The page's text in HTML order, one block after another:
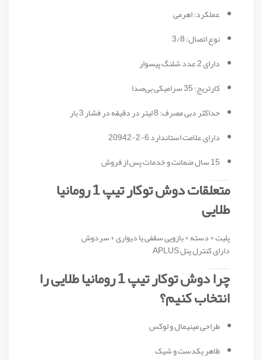
عملکرد: اهرمی
نوع اتصال: 3/8
دارای 2 عدد شلنگ پیسوار
کارتریج: 35 سرامیکی بی‌صدا
حداکثر دبی مصرف: 8 لیتر در دقیقه در فشار 3 بار
دارای علامت استاندارد 6-2-20942
15 سال ضمانت و خدمات پس از فروش
متعلقات دوش توکار تیپ 1 رومانیا
طلایی
پلیت + دسته + بازویی سقفی یا دیواری + سردوش
دارای کنترل پنل APLUS
چرا دوش توکار تیپ 1 رومانیا طلایی را
انتخاب کنیم؟
طراحی مینیمال و لوکس
ظاهر یکدست و شیک